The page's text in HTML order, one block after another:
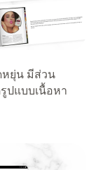
หยุ่น มีส่วน
ปแบบเนื้อหา